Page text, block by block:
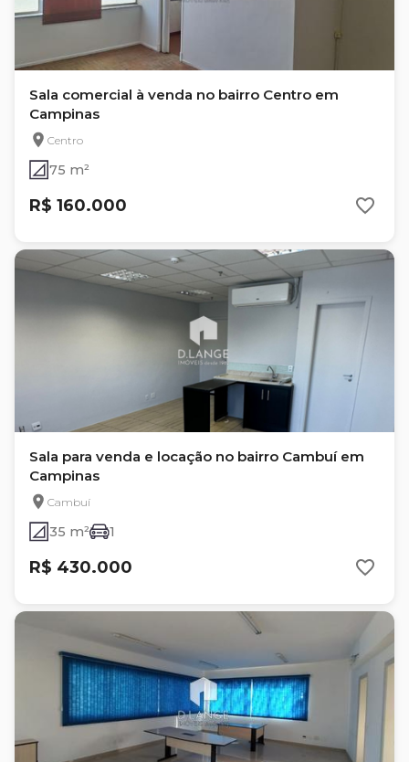
Sala comercial à venda no bairro Centro em
Campinas
Centro
75 m²
R$ 160.000
Sala para venda e locação no bairro Cambuí em
Campinas
Cambuí
35 m² 1
R$ 430.000